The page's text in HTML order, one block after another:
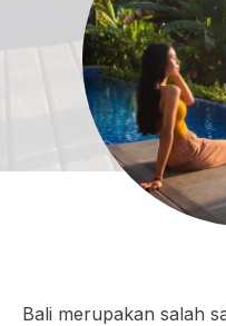
Bali merupakan salah